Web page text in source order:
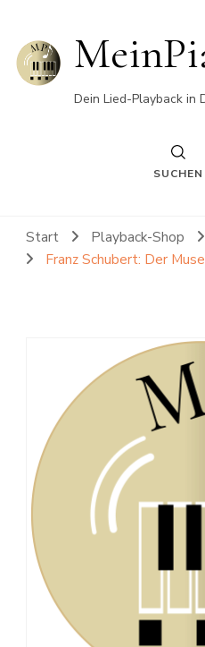
Dein Lied-Playback in
SUCHEN
Start Playback-Shop
Franz Schubert: Der